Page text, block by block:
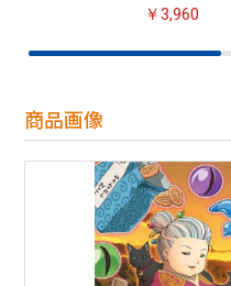
￥3,960
商品画像